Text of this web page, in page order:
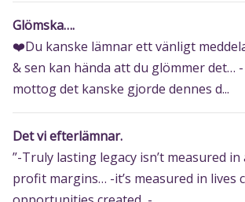
Glömska….
❤️Du kanske lämnar ett vänligt
& sen kan hända att du glömmer det…
mottog det kanske gjorde dennes d...
Det vi efterlämnar.
”-Truly lasting legacy isn’t measured
profit margins… -it’s measured in lives